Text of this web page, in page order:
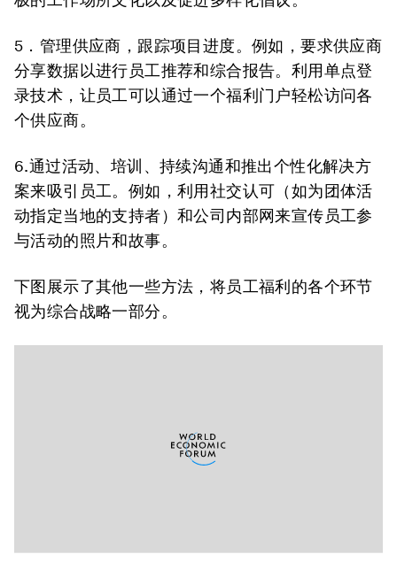
5．管理供应商，跟踪项目进度。例如，要求供应商
分享数据以进行员工推荐和综合报告。利用单点登
录技术，让员工可以通过一个福利门户轻松访问各
个供应商。
6.通过活动、培训、持续沟通和推出个性化解决方
案来吸引员工。 例如，利用社交认可（如为团体活
动指定当地的支持者）和公司内部网来宣传员工参
与活动的照片和故事。
下图展示了其他一些方法，将员工福利的各个环节
视为综合战略一部分。